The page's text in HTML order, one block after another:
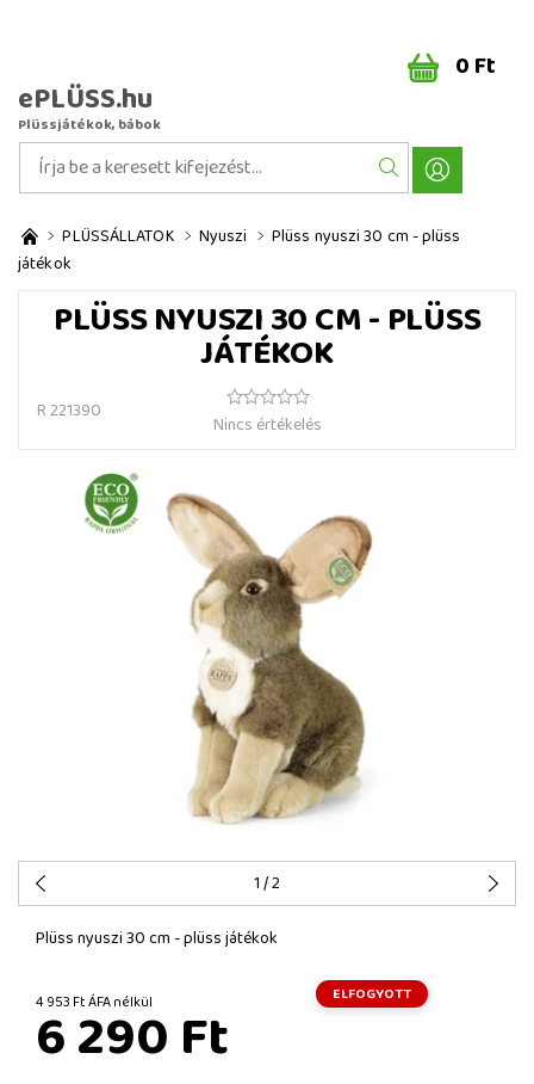
ePLÜSS.hu
Plüssjátékok, bábok
0 Ft
PLÜSSÁLLATOK Nyuszi
Plüss nyuszi 30 cm - plüss
játékok
PLÜSS NYUSZI 30 CM - PLÜSS
JÁTÉKOK
R 221390
Nincs értékelés
1/ 2
Plüss nyuszi 30 cm - plüss játékok
4 953 Ft ÁFA nélkül ELFOGYOTT
6 290 Ft